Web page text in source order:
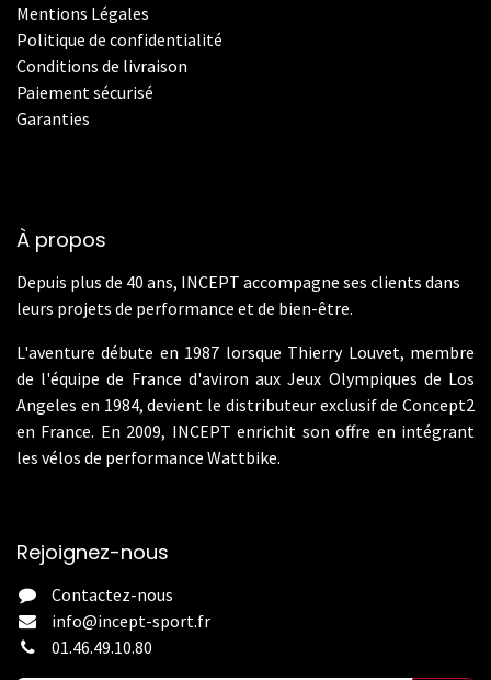
Mentions Légales
Politique de confidentialité
Conditions de livraison
Paiement sécurisé
Garanties
À propos
Depuis plus de 40 ans, INCEPT accompagne ses clients dans
leurs projets de performance et de bien-être.
L'aventure débute en 1987 lorsque Thierry Louvet, membre
de l'équipe de France d'aviron aux Jeux Olympiques de Los
Angeles en 1984, devient le distributeur exclusif de Concept2
en France. En 2009, INCEPT enrichit son offre en intégrant
les vélos de performance Wattbike.
Rejoignez-nous
Contactez-nous
info@incept-sport.fr
01.46.49.10.80